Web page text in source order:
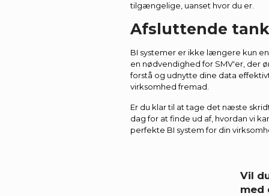
tilgængelige, uanset hvor du er.
Afsluttende
BI systemer er ikke længere kun
en nødvendighed for SMV'er, der
forstå og udnytte dine data
virksomhed fremad.
Er du klar til at tage det næste
dag for at finde ud af, hvordan vi
perfekte BI system for din
Vil
med